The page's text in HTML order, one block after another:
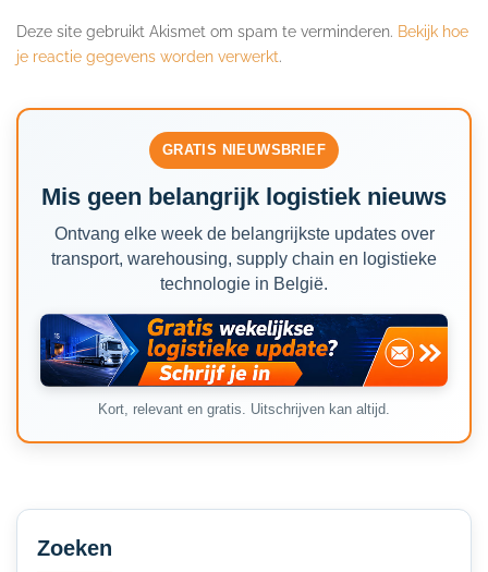
Deze site gebruikt Akismet om spam te verminderen. Bekijk hoe
je reactie gegevens worden verwerkt.
GRATIS NIEUWSBRIEF
Mis geen belangrijk logistiek nieuws
Ontvang elke week de belangrijkste updates over
transport, warehousing, supply chain en logistieke
technologie in België.
Kort, relevant en gratis. Uitschrijven kan altijd.
Secondary
Sidebar
Zoeken